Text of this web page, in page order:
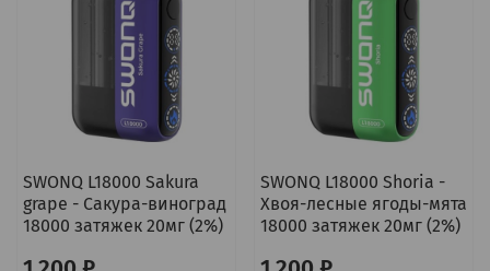
SWONQ L18000 Sakura
grape - Сакура-виноград
18000 затяжек 20мг (2%)
SWONQ L18000 Shoria -
Хвоя-лесные ягоды-мята
18000 затяжек 20мг (2%)